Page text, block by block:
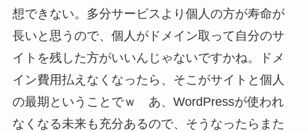
想できない。多分サービスより個人の方が寿命が
長いと思うので、個人がドメイン取って自分のサ
イトを残した方がいいんじゃないですかね。ドメ
イン費用払えなくなったら、そこがサイトと個人
の最期ということでｗ あ、WordPressが使われ
なくなる未来も充分あるので、そうなったらまた